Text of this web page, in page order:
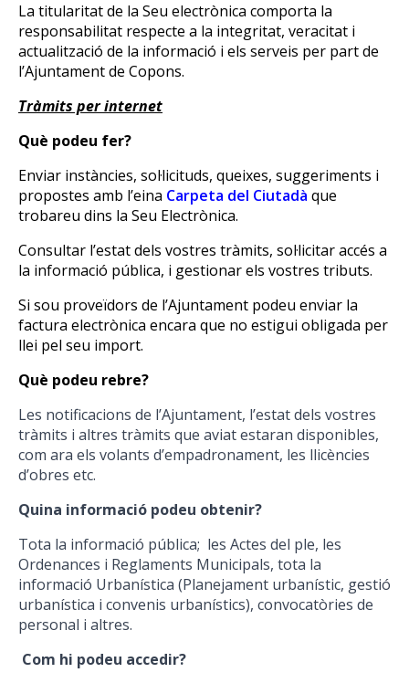
La titularitat de la Seu electrònica comporta la
responsabilitat respecte a la integritat, veracitat i
actualització de la informació i els serveis per part de
l’Ajuntament de Copons.
Tràmits per internet
Què podeu fer?
Enviar instàncies, sol·licituds, queixes, suggeriments i
propostes amb l’eina Carpeta del Ciutadà que
trobareu dins la Seu Electrònica.
Consultar l’estat dels vostres tràmits, sol·licitar accés a
la informació pública, i gestionar els vostres tributs.
Si sou proveïdors de l’Ajuntament podeu enviar la
factura electrònica encara que no estigui obligada per
llei pel seu import.
Què podeu rebre?
Les notificacions de l’Ajuntament, l’estat dels vostres
tràmits i altres tràmits que aviat estaran disponibles,
com ara els volants d’empadronament, les llicències
d’obres etc.
Quina informació podeu obtenir?
Tota la informació pública; les Actes del ple, les
Ordenances i Reglaments Municipals, tota la
informació Urbanística (Planejament urbanístic, gestió
urbanística i convenis urbanístics), convocatòries de
personal i altres.
Com hi podeu accedir?